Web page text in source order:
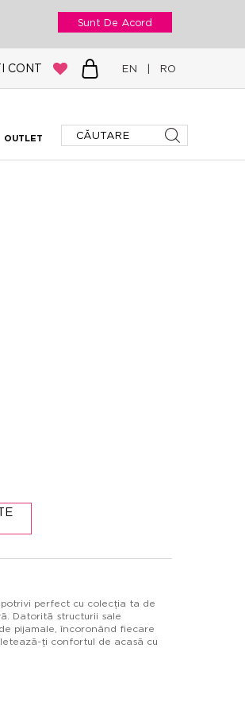
Sunt De Acord
CONT EN | RO
OUTLET
perfect cu colecția ta de
Datorită structurii sale
pijamale, încoronând fiecare
ți confortul de acasă cu